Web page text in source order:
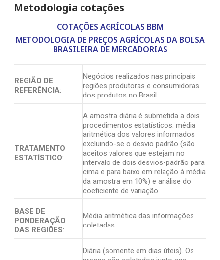
Metodologia cotações
COTAÇÕES AGRÍCOLAS BBM
METODOLOGIA DE PREÇOS AGRÍCOLAS DA BOLSA
BRASILEIRA DE MERCADORIAS
REGIÃO DE
REFERÊNCIA:
Negócios realizados nas principais
regiões produtoras e consumidoras
dos produtos no Brasil.
TRATAMENTO
ESTATÍSTICO:
A amostra diária é submetida a dois
procedimentos estatísticos: média
aritmética dos valores informados
excluindo-se o desvio padrão (são
aceitos valores que estejam no
intervalo de dois desvios-padrão para
cima e para baixo em relação à média
da amostra em 10%) e análise do
coeficiente de variação.
BASE DE
PONDERAÇÃO
DAS REGIÕES:
Média aritmética das informações
coletadas.
Diária (somente em dias úteis). Os